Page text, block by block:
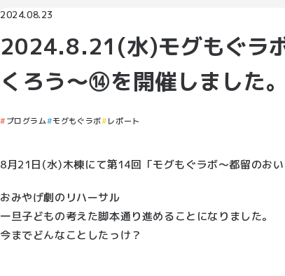
2024.08.23
2024.8.21(水)モグもぐラ
くろう～⑭を開催しました。
プログラム モグもぐラボ レポート
8月21日(水)木棟にて第14回「モグもぐラボ〜都留のお
おみやげ劇のリハーサル
一旦子どもの考えた脚本通り進めることになりました。
今までどんなことしたっけ？